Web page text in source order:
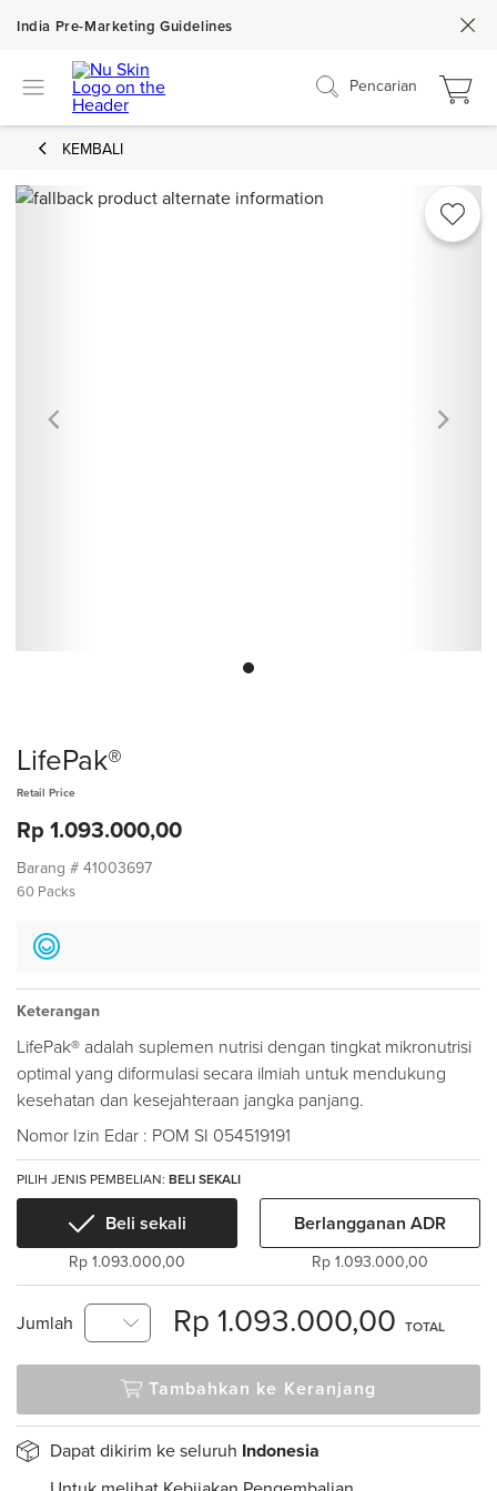
India Pre-Marketing Guidelines
Pencarian
KEMBALI
LifePak®
Retail Price
Rp 1.093.000,00
Barang # 41003697
60 Packs
Keterangan
LifePak® adalah suplemen nutrisi dengan tingkat mikronutrisi
optimal yang diformulasi secara ilmiah untuk mendukung
kesehatan dan kesejahteraan jangka panjang.
Nomor Izin Edar : POM SI 054519191
PILIH JENIS PEMBELIAN: BELI SEKALI
Beli sekali
Rp 1.093.000,00
Berlangganan ADR
Rp 1.093.000,00
Jumlah Rp 1.093.000,00 TOTAL
Tambahkan ke Keranjang
Dapat dikirim ke seluruh Indonesia